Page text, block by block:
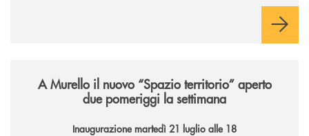
A Murello il nuovo “Spazio territorio” aperto
due pomeriggi la settimana
Inaugurazione martedì 21 luglio alle 18